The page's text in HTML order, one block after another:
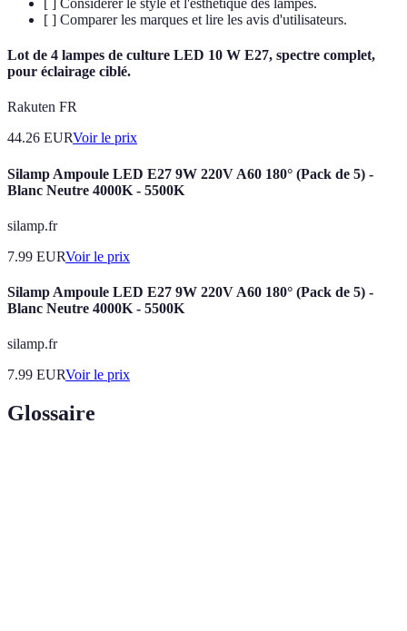
[ ] Comparer les marques et lire les avis d'utilisateurs.
Lot de 4 lampes de culture LED 10 W E27, spectre complet,
pour éclairage ciblé.
Rakuten FR
44.26 EURVoir le prix
Silamp Ampoule LED E27 9W 220V A60 180° (Pack de 5) -
Blanc Neutre 4000K - 5500K
silamp.fr
7.99 EURVoir le prix
Silamp Ampoule LED E27 9W 220V A60 180° (Pack de 5) -
Blanc Neutre 4000K - 5500K
silamp.fr
7.99 EURVoir le prix
Glossaire